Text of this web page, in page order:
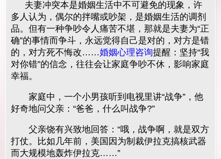
夫妻冲突本是婚姻生活中不可避免的现象，许
多人认为，偶尔的拌嘴或吵架，是婚姻生活的调剂
品。但有一种争吵令人痛苦不堪，那就是夫妻为“正
确”的事情而争斗，永远觉得自己是对的，对方是错
的，对方死不悔改……婚姻心理咨询提醒：坚持“我
对你错”的信念，往往会让家庭争吵不休，影响家庭
幸福。
家庭中，一个小男孩听到电视里讲“战争”，他
好奇地问父亲：“爸爸，什么叫战争?”
父亲饶有兴致地回答：“哦，战争啊，就是双方
打仗。比如几年前，美国因为制裁伊拉克搞核武器
而大规模地轰炸伊拉克……”